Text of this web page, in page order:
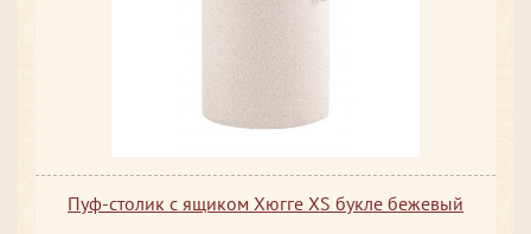
Пуф-столик с ящиком Хюгге XS букле бежевый